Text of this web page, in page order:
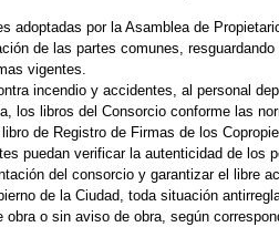
adoptadas por la Asamblea de
de las partes comunes,
vigentes.
incendio y accidentes, al personal
los libros del Consorcio conforme las
de Registro de Firmas de los
puedan verificar la autenticidad de los
del consorcio y garantizar el libre
de la Ciudad, toda situación
obra o sin aviso de obra, según